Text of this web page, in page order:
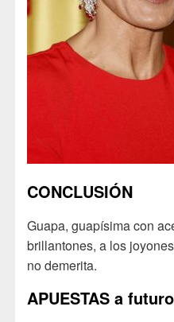
CONCLUSIÓN
Guapa, guapísima con
brillantones, a los
no demerita.
APUESTAS a futuro